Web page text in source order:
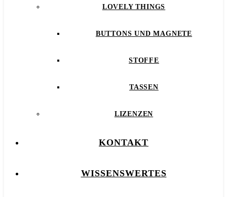
LOVELY THINGS
BUTTONS UND MAGNETE
STOFFE
TASSEN
LIZENZEN
KONTAKT
WISSENSWERTES